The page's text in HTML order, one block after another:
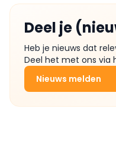
Deel je
Heb je nieuws dat
Deel het met ons via
Nieuws melden